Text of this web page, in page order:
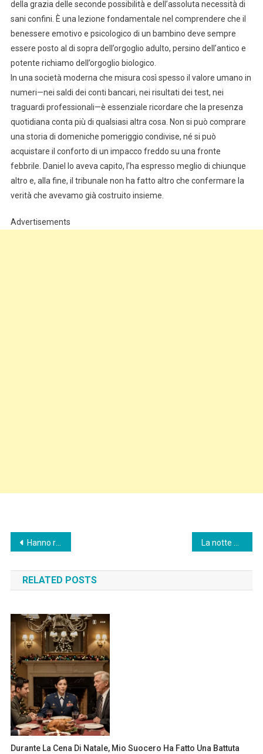
della grazia delle seconde possibilità e dell’assoluta necessità di
sani confini. È una lezione fondamentale nel comprendere che il
benessere emotivo e psicologico di un bambino deve sempre
essere posto al di sopra dell’orgoglio adulto, persino dell’antico e
potente richiamo dell’orgoglio biologico.
In una società moderna che misura così spesso il valore umano in
numeri—nei saldi dei conti bancari, nei risultati dei test, nei
traguardi professionali—è essenziale ricordare che la presenza
quotidiana conta più di qualsiasi altra cosa. Non si può comprare
una storia di domeniche pomeriggio condivise, né si può
acquistare il conforto di un impacco freddo su una fronte
febbrile. Daniel lo aveva capito, l’ha espresso meglio di chiunque
altro e, alla fine, il tribunale non ha fatto altro che confermare la
verità che avevamo già costruito insieme.
Advertisements
Post
navigation
Hanno rifiutato di venire al mio matrimonio quando hanno scoperto che si sarebbe tenuto in una casa di riposo, per il bene di mio nonno. Mio padre mi ha guardato con disgusto e ha detto: “Sei un’imbarazzo.”
RELATED POSTS
Durante La Cena Di Natale, Mio Suocero Ha Fatto Una Battuta